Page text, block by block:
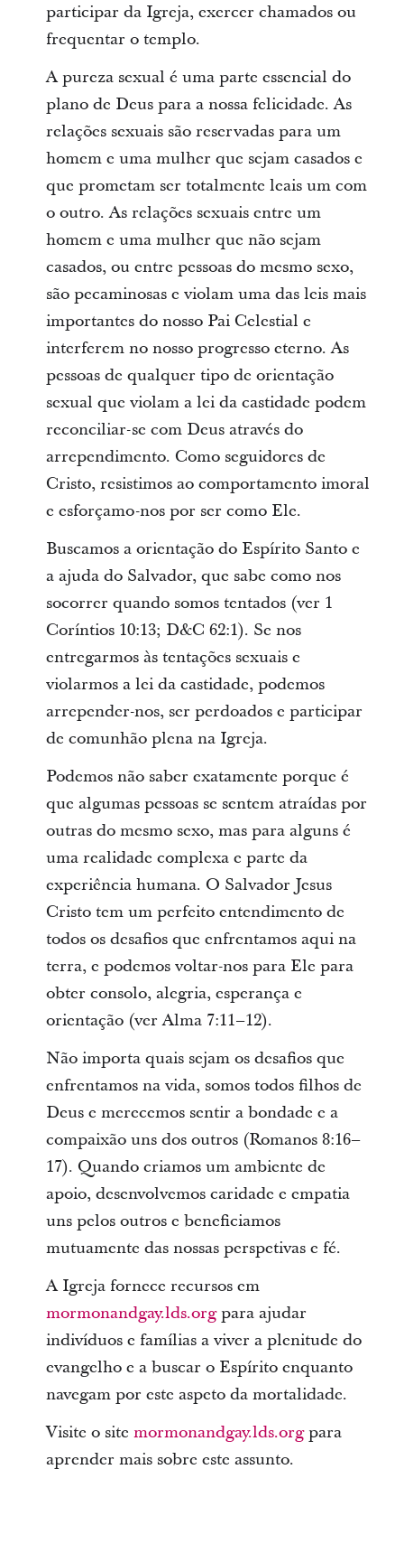
participar da Igreja, exercer chamados ou
frequentar o templo.
A pureza sexual é uma parte essencial do
plano de Deus para a nossa felicidade. As
relações sexuais são reservadas para um
homem e uma mulher que sejam casados e
que prometam ser totalmente leais um com
o outro. As relações sexuais entre um
homem e uma mulher que não sejam
casados, ou entre pessoas do mesmo sexo,
são pecaminosas e violam uma das leis mais
importantes do nosso Pai Celestial e
interferem no nosso progresso eterno. As
pessoas de qualquer tipo de orientação
sexual que violam a lei da castidade podem
reconciliar-se com Deus através do
arrependimento. Como seguidores de
Cristo, resistimos ao comportamento imoral
e esforçamo-nos por ser como Ele.
Buscamos a orientação do Espírito Santo e
a ajuda do Salvador, que sabe como nos
socorrer quando somos tentados (ver 1
Coríntios 10:13; D&C 62:1). Se nos
entregarmos às tentações sexuais e
violarmos a lei da castidade, podemos
arrepender-nos, ser perdoados e participar
de comunhão plena na Igreja.
Podemos não saber exatamente porque é
que algumas pessoas se sentem atraídas por
outras do mesmo sexo, mas para alguns é
uma realidade complexa e parte da
experiência humana. O Salvador Jesus
Cristo tem um perfeito entendimento de
todos os desafios que enfrentamos aqui na
terra, e podemos voltar-nos para Ele para
obter consolo, alegria, esperança e
orientação (ver Alma 7:11–12).
Não importa quais sejam os desafios que
enfrentamos na vida, somos todos filhos de
Deus e merecemos sentir a bondade e a
compaixão uns dos outros (Romanos 8:16–
17). Quando criamos um ambiente de
apoio, desenvolvemos caridade e empatia
uns pelos outros e beneficiamos
mutuamente das nossas perspetivas e fé.
A Igreja fornece recursos em
mormonandgay.lds.orgpara ajudar
indivíduos e famílias a viver a plenitude do
evangelho e a buscar o Espírito enquanto
navegam por este aspeto da mortalidade.
Visite o site mormonandgay.lds.orgpara
aprender mais sobre este assunto.